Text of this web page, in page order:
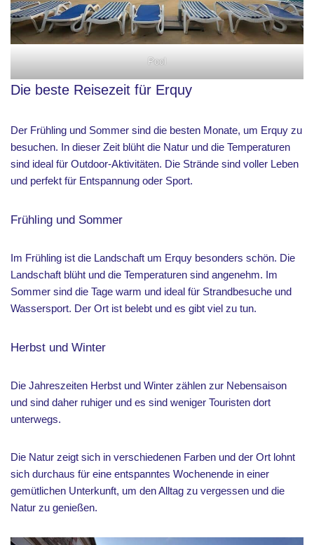
Pool
Die beste Reisezeit für Erquy
Der Frühling und Sommer sind die besten Monate, um Erquy zu
besuchen. In dieser Zeit blüht die Natur und die Temperaturen
sind ideal für Outdoor-Aktivitäten. Die Strände sind voller Leben
und perfekt für Entspannung oder Sport.
Frühling und Sommer
Im Frühling ist die Landschaft um Erquy besonders schön. Die
Landschaft blüht und die Temperaturen sind angenehm. Im
Sommer sind die Tage warm und ideal für Strandbesuche und
Wassersport. Der Ort ist belebt und es gibt viel zu tun.
Herbst und Winter
Die Jahreszeiten Herbst und Winter zählen zur Nebensaison
und sind daher ruhiger und es sind weniger Touristen dort
unterwegs.
Die Natur zeigt sich in verschiedenen Farben und der Ort lohnt
sich durchaus für eine entspanntes Wochenende in einer
gemütlichen Unterkunft, um den Alltag zu vergessen und die
Natur zu genießen.